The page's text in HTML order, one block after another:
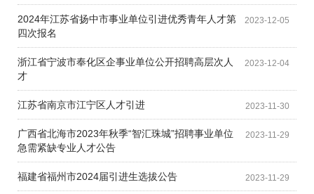
2023-12-05
2024年江苏省扬中市事业单位引进优秀青年人才第
四次报名
2023-12-04
浙江省宁波市奉化区企事业单位公开招聘高层次人
才
2023-11-30
江苏省南京市江宁区人才引进
2023-11-29
广西省北海市2023年秋季“智汇珠城”招聘事业单位
急需紧缺专业人才公告
2023-11-29
福建省福州市2024届引进生选拔公告